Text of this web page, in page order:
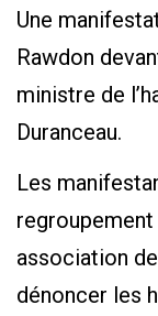
Une
Rawdon
ministre de
Duranceau.
Les
association
dénoncer les